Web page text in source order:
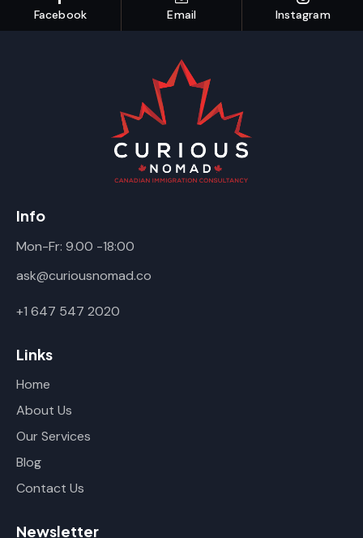
Facebook Email Instagram
Info
Mon-Fr: 9.00 -18:00
ask@curiousnomad.co
+1 647 547 2020
Links
Home
About Us
Our Services
Blog
Contact Us
Newsletter